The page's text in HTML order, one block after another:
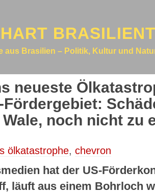
aus Brasilien – Politik, Kultur und
neueste
noch nicht zu
ölkatastrophe, chevron
hat der US-
läuft aus einem Bohrloch